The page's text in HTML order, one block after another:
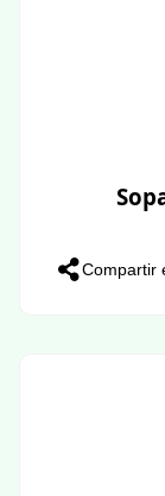
Compartir